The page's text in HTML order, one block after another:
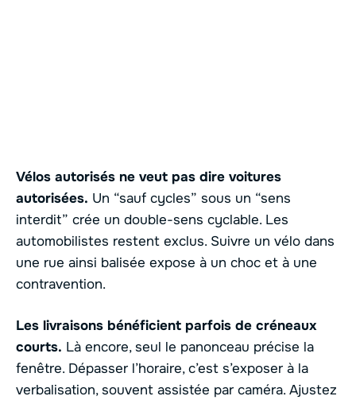
Vélos autorisés ne veut pas dire voitures
autorisées. Un “sauf cycles” sous un “sens
interdit” crée un double-sens cyclable. Les
automobilistes restent exclus. Suivre un vélo dans
une rue ainsi balisée expose à un choc et à une
contravention.
Les livraisons bénéficient parfois de créneaux
courts. Là encore, seul le panonceau précise la
fenêtre. Dépasser l’horaire, c’est s’exposer à la
verbalisation, souvent assistée par caméra. Ajustez